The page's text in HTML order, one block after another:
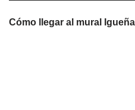
Cómo llegar al mural